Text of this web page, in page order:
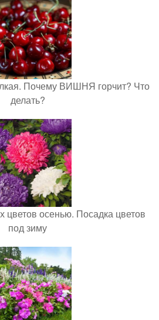
Почему ВИШНЯ горчит? Что
делать?
цветов осенью. Посадка цветов
под зиму